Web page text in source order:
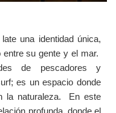
una identidad única,
su gente y el mar.
de pescadores y
es un espacio donde
la naturaleza. En este
profunda, donde el